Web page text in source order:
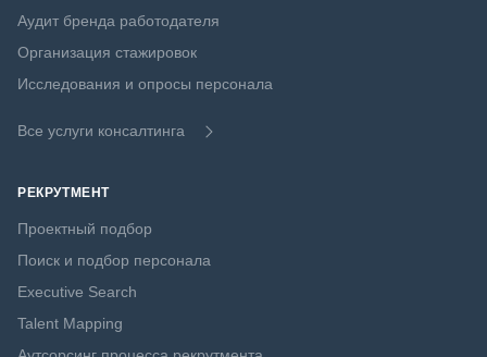
Аудит бренда работодателя
Организация стажировок
Исследования и опросы персонала
Все услуги консалтинга
РЕКРУТМЕНТ
Проектный подбор
Поиск и подбор персонала
Executive Search
Talent Mapping